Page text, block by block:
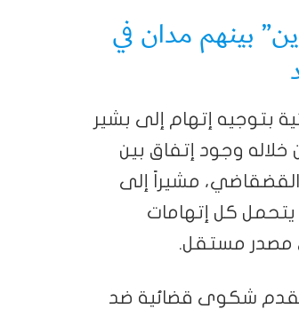
بينهم مدان في
بتوجيه إتهام إلى بشير
وجود إتفاق بين
القضقاضي، مشيراً إلى
يتحمل كل إتهامات
مصدر مستقل.
شكوى قضائية ضد